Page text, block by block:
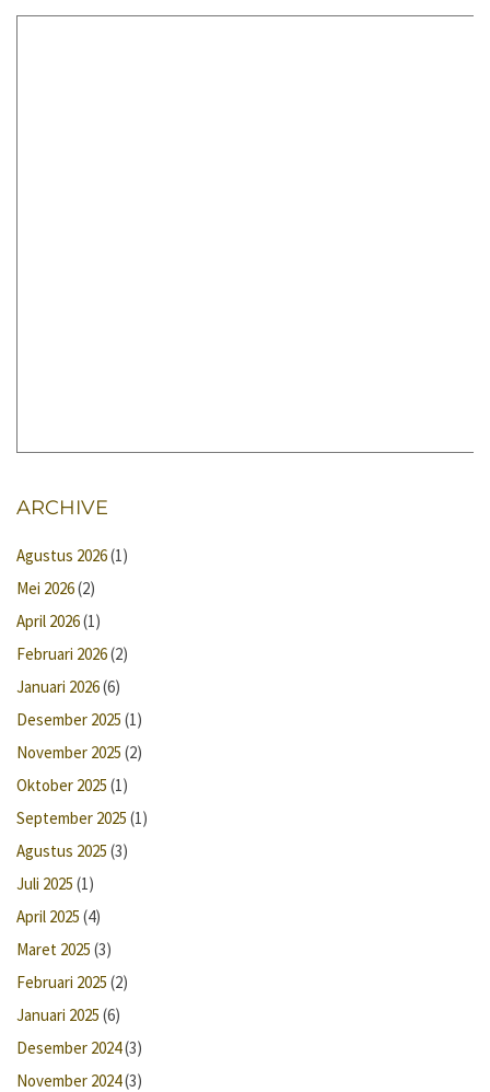
ARCHIVE
Agustus 2026(1)
Mei 2026(2)
April 2026(1)
Februari 2026(2)
Januari 2026(6)
Desember 2025 (1)
November 2025 (2)
Oktober 2025 (1)
September 2025 (1)
Agustus 2025 (3)
Juli 2025 (1)
April 2025 (4)
Maret 2025 (3)
Februari 2025 (2)
Januari 2025 (6)
Desember 2024(3)
November 2024(3)